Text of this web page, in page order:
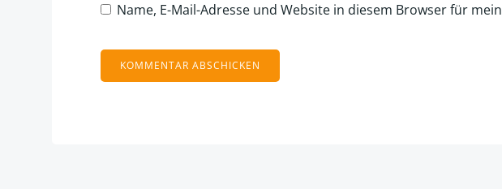
Name, E-Mail-Adresse und Website in diesem Browser für